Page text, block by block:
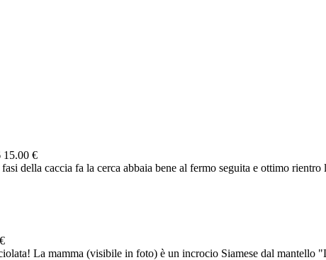
15.00 €
della caccia fa la cerca abbaia bene al fermo seguita e ottimo rientro
La mamma (visibile in foto) è un incrocio Siamese dal mantello